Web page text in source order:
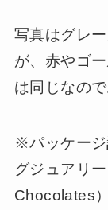
写真はグレ
が、赤やゴ
は同じなの
※パッケージ
グジュアリ
Chocolates）